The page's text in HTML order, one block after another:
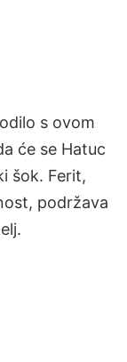
s ovom
će se Hatuc
šok. Ferit,
podržava